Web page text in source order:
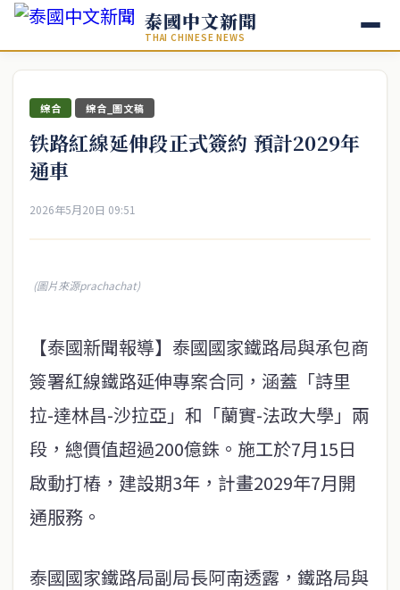
泰國中文新聞
THAI CHINESE NEWS
綜合 綜合_圖文稿
铁路紅線延伸段正式簽約 預計2029年
通車
2026年5月20日 09:51
(圖片來源prachachat)
【泰國新聞報導】泰國國家鐵路局與承包商
簽署紅線鐵路延伸專案合同，涵蓋「詩里
拉-達林昌-沙拉亞」和「蘭實-法政大學」兩
段，總價值超過200億銖。施工於7月15日
啟動打樁，建設期3年，計畫2029年7月開
通服務。
泰國國家鐵路局副局長阿南透露，鐵路局與